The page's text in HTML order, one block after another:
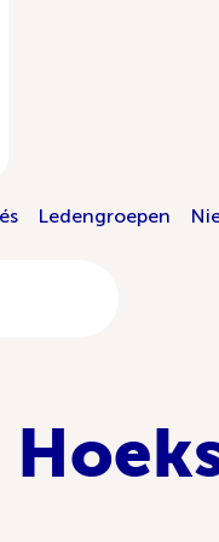
Ledengroepen